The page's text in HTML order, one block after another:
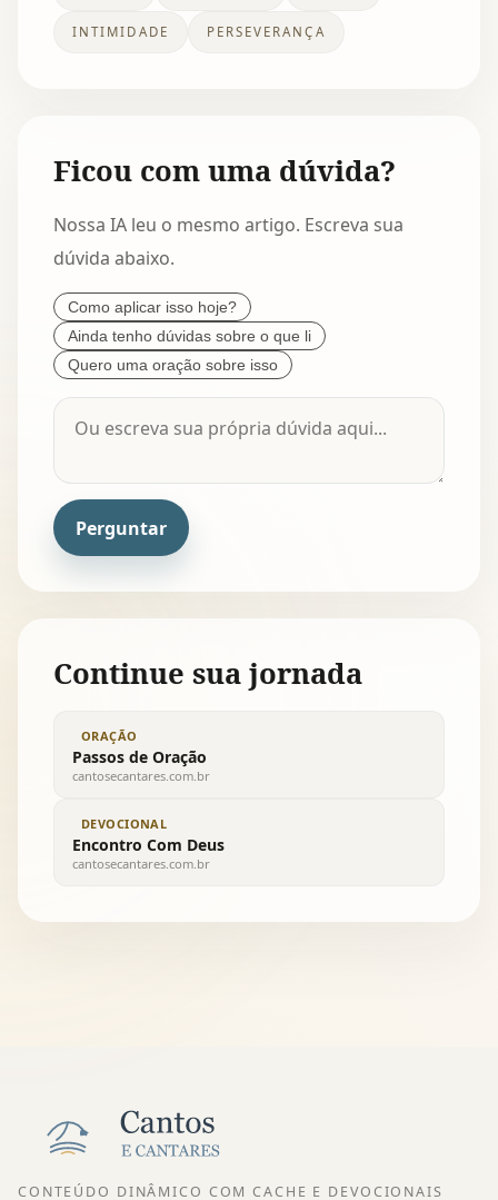
INTIMIDADE PERSEVERANÇA
Ficou com uma dúvida?
Nossa IA leu o mesmo artigo. Escreva sua
dúvida abaixo.
Como aplicar isso hoje?
Ainda tenho dúvidas sobre o que li
Quero uma oração sobre isso
Perguntar
Continue sua jornada
ORAÇÃO
Passos de Oração
cantosecantares.com.br
DEVOCIONAL
Encontro Com Deus
cantosecantares.com.br
CONTEÚDO DINÂMICO COM CACHE E DEVOCIONAIS